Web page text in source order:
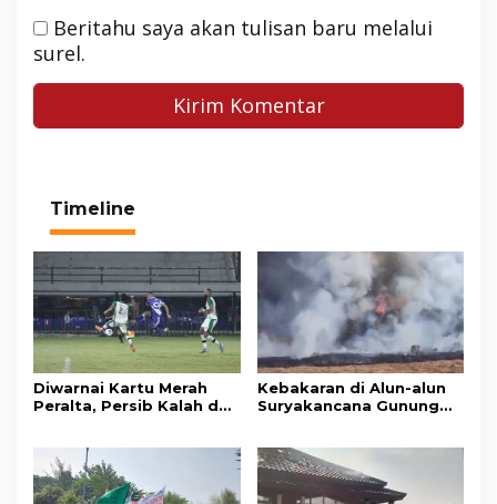
Beritahu saya akan tulisan baru melalui
surel.
Timeline
Diwarnai Kartu Merah
Peralta, Persib Kalah dari
Kebakaran di Alun-alun
Suryakancana Gunung
Masih Bersiaga